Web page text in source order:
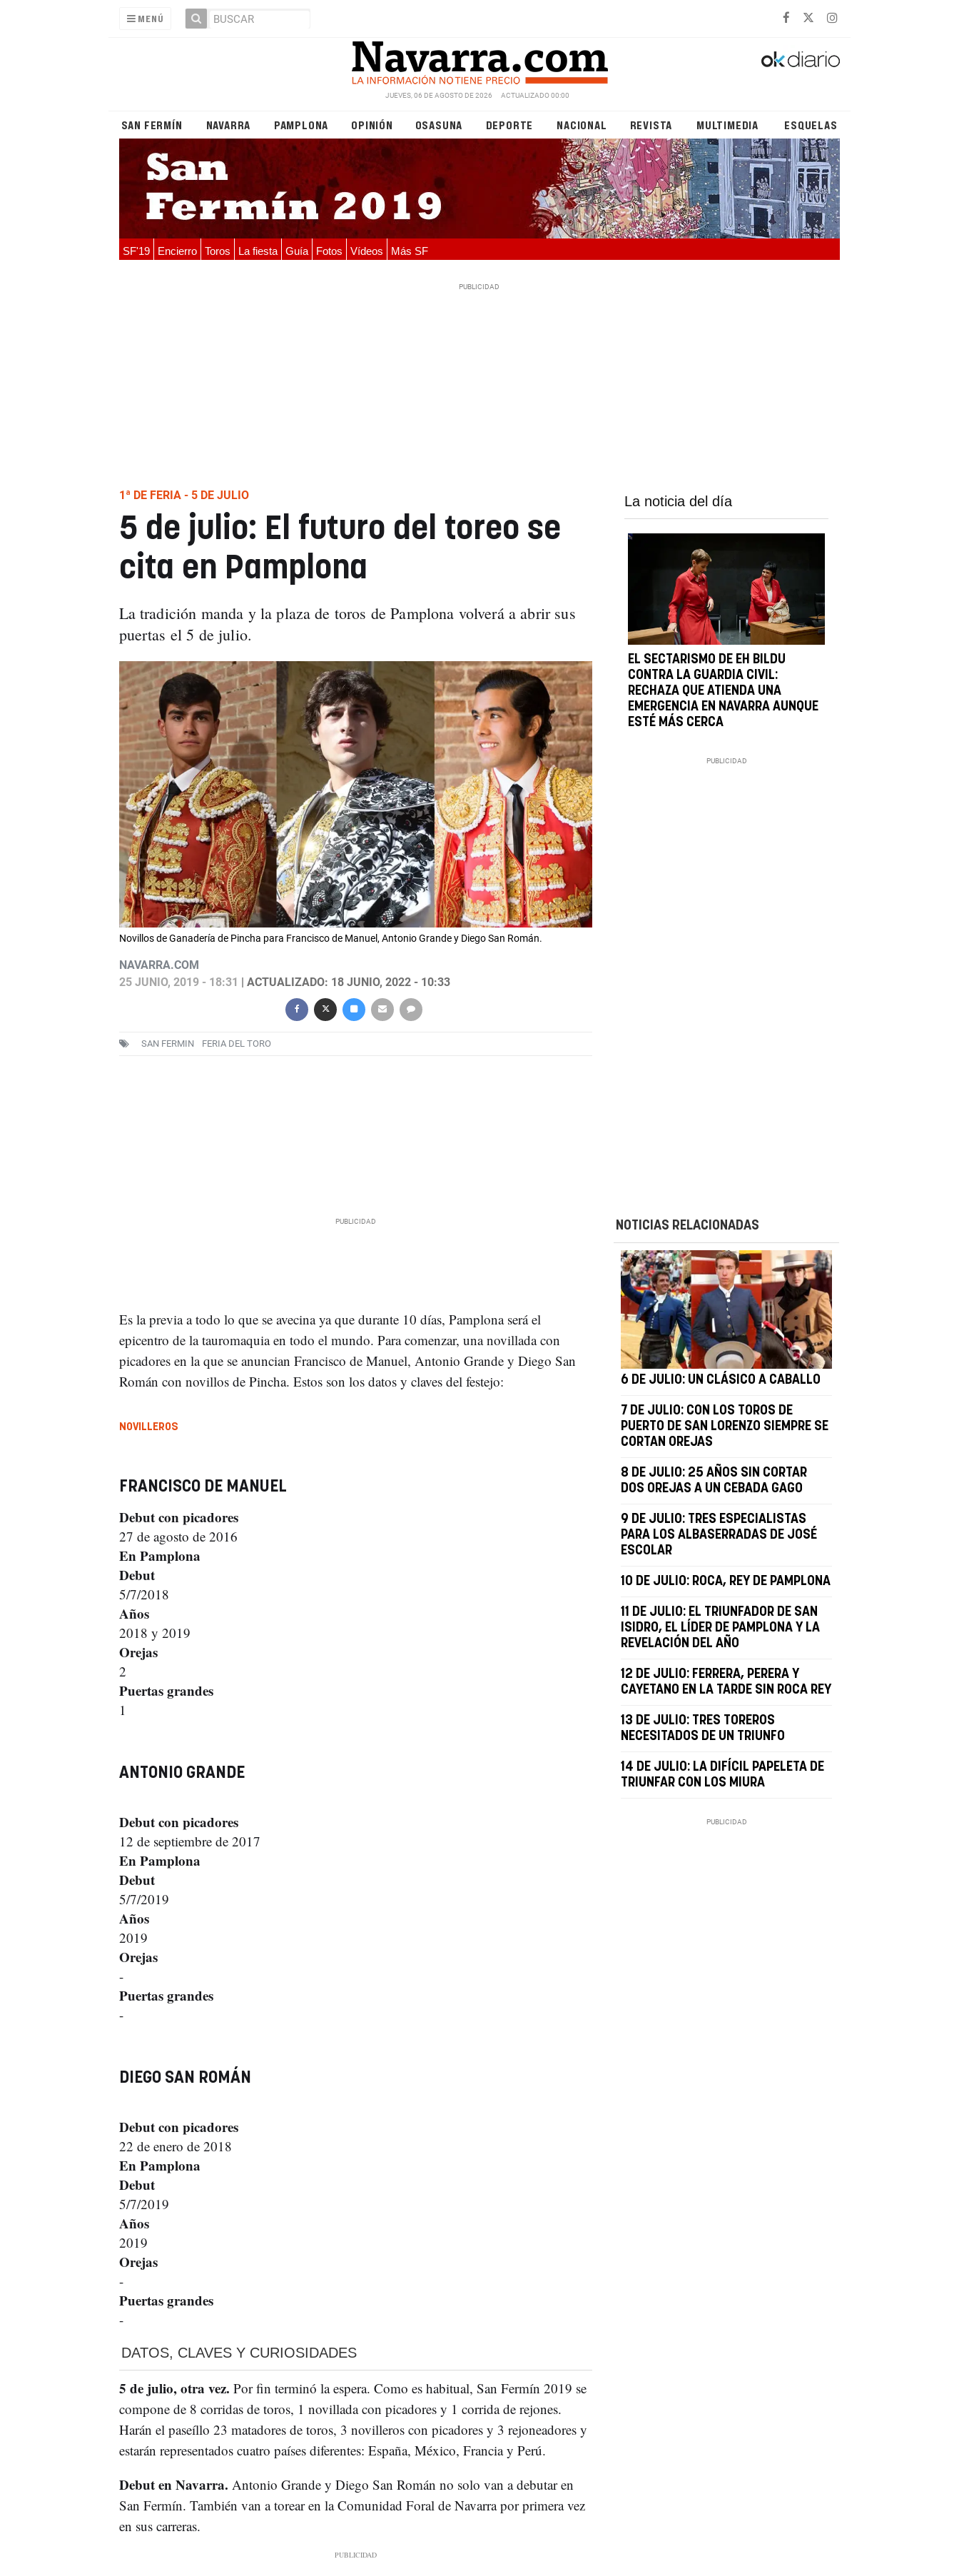
MENÚ
JUEVES, 06 DE AGOSTO DE 2026 ACTUALIZADO 00:00
SAN FERMÍN NAVARRA PAMPLONA OPINIÓN OSASUNA DEPORTE NACIONAL REVISTA MULTIMEDIA ESQUELAS
SF'19 Encierro Toros La fiesta Guía Fotos Vídeos Más SF
1ª DE FERIA - 5 DE JULIO
5 de julio: El futuro del toreo se
cita en Pamplona
La tradición manda y la plaza de toros de Pamplona volverá a abrir sus
puertas el 5 de julio.
Novillos de Ganadería de Pincha para Francisco de Manuel, Antonio Grande y Diego San Román.
NAVARRA.COM
25 JUNIO, 2019 - 18:31 | ACTUALIZADO: 18 JUNIO, 2022 - 10:33
SAN FERMIN FERIA DEL TORO
La noticia del día
EL SECTARISMO DE EH BILDU
CONTRA LA GUARDIA CIVIL:
RECHAZA QUE ATIENDA UNA
EMERGENCIA EN NAVARRA AUNQUE
ESTÉ MÁS CERCA
Es la previa a todo lo que se avecina ya que durante 10 días, Pamplona será el
epicentro de la tauromaquia en todo el mundo. Para comenzar, una novillada con
picadores en la que se anuncian Francisco de Manuel, Antonio Grande y Diego San
Román con novillos de Pincha. Estos son los datos y claves del festejo:
NOVILLEROS
FRANCISCO DE MANUEL
Debut con picadores
27 de agosto de 2016
En Pamplona
Debut
5/7/2018
Años
2018 y 2019
Orejas
2
Puertas grandes
1
ANTONIO GRANDE
Debut con picadores
12 de septiembre de 2017
En Pamplona
Debut
5/7/2019
Años
2019
Orejas
-
Puertas grandes
-
DIEGO SAN ROMÁN
Debut con picadores
22 de enero de 2018
En Pamplona
Debut
5/7/2019
Años
2019
Orejas
-
Puertas grandes
-
DATOS, CLAVES Y CURIOSIDADES
5 de julio, otra vez. Por fin terminó la espera. Como es habitual, San Fermín 2019 se
compone de 8 corridas de toros, 1 novillada con picadores y 1 corrida de rejones.
Harán el paseíllo 23 matadores de toros, 3 novilleros con picadores y 3 rejoneadores y
estarán representados cuatro países diferentes: España, México, Francia y Perú.
Debut en Navarra. Antonio Grande y Diego San Román no solo van a debutar en
San Fermín. También van a torear en la Comunidad Foral de Navarra por primera vez
en sus carreras.
NOTICIAS RELACIONADAS
6 DE JULIO: UN CLÁSICO A CABALLO
7 DE JULIO: CON LOS TOROS DE
PUERTO DE SAN LORENZO SIEMPRE SE
CORTAN OREJAS
8 DE JULIO: 25 AÑOS SIN CORTAR
DOS OREJAS A UN CEBADA GAGO
9 DE JULIO: TRES ESPECIALISTAS
PARA LOS ALBASERRADAS DE JOSÉ
ESCOLAR
10 DE JULIO: ROCA, REY DE PAMPLONA
11 DE JULIO: EL TRIUNFADOR DE SAN
ISIDRO, EL LÍDER DE PAMPLONA Y LA
REVELACIÓN DEL AÑO
12 DE JULIO: FERRERA, PERERA Y
CAYETANO EN LA TARDE SIN ROCA REY
13 DE JULIO: TRES TOREROS
NECESITADOS DE UN TRIUNFO
14 DE JULIO: LA DIFÍCIL PAPELETA DE
TRIUNFAR CON LOS MIURA